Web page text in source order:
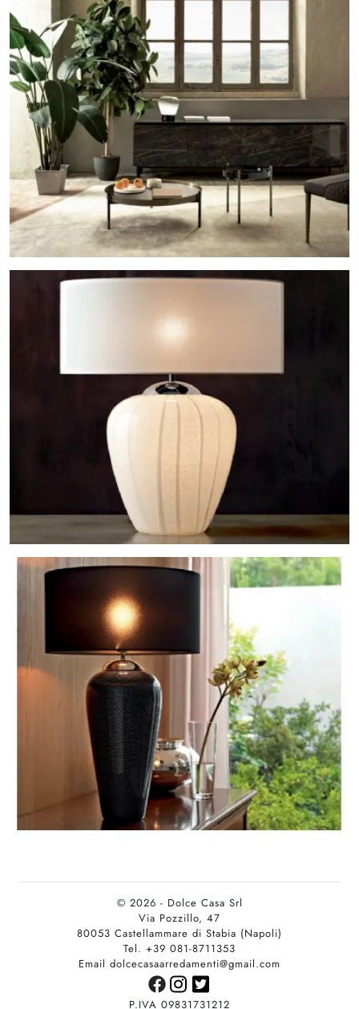
© 2026 - Dolce Casa Srl
Via Pozzillo, 47
80053 Castellammare di Stabia (Napoli)
Tel. +39 081-8711353
Email dolcecasaarredamenti@gmail.com
P.IVA 09831731212